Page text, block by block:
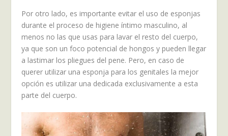
Por otro lado, es importante evitar el uso de esponjas
durante el proceso de higiene íntimo masculino, al
menos no las que usas para lavar el resto del cuerpo,
ya que son un foco potencial de hongos y pueden llegar
a lastimar los pliegues del pene. Pero, en caso de
querer utilizar una esponja para los genitales la mejor
opción es utilizar una dedicada exclusivamente a esta
parte del cuerpo.